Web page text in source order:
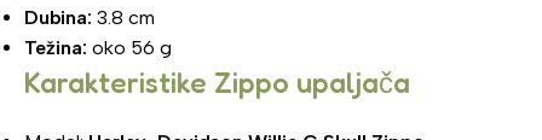
Dubina: 3.8 cm
Težina: oko 56 g
Karakteristike Zippo upaljača